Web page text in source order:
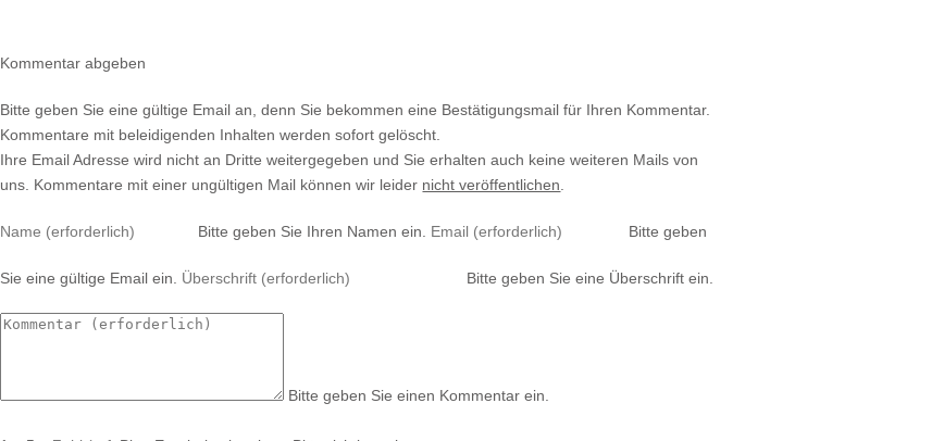
Kommentar abgeben
Bitte geben Sie eine gültige Email an, denn Sie bekommen eine Bestätigungsmail für Ihren Kommentar.
Kommentare mit beleidigenden Inhalten werden sofort gelöscht.
Ihre Email Adresse wird nicht an Dritte weitergegeben und Sie erhalten auch keine weiteren Mails von
uns. Kommentare mit einer ungültigen Mail können wir leider nicht veröffentlichen
Bitte geben Sie Ihren Namen ein. Bitte geben
Sie eine gültige Email ein. Bitte geben Sie eine Überschrift ein.
Bitte geben Sie einen Kommentar ein.